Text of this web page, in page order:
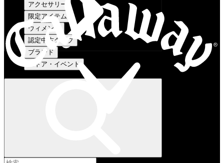
アクセサリー
限定アイテム
ウィメンズ
認定中古クラブ
ブランド
ストア・イベント